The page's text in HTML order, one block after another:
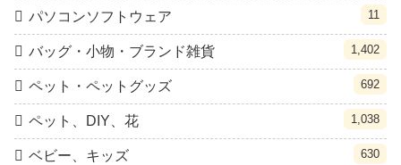
パソコンソフトウェア 11
バッグ・小物・ブランド雑貨 1,402
ペット・ペットグッズ 692
ペット、DIY、花 1,038
ベビー、キッズ 630